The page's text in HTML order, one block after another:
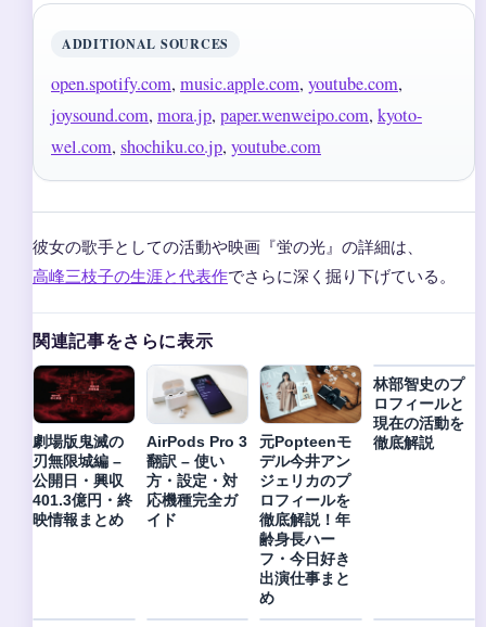
ADDITIONAL SOURCES
open.spotify.com, music.apple.com, youtube.com,
joysound.com, mora.jp, paper.wenweipo.com, kyoto-
wel.com, shochiku.co.jp, youtube.com
彼女の歌手としての活動や映画『蛍の光』の詳細は、
高峰三枝子の生涯と代表作でさらに深く掘り下げている。
関連記事をさらに表示
劇場版鬼滅の
刃無限城編 –
公開日・興収
401.3億円・終
映情報まとめ
AirPods Pro 3
翻訳 – 使い
方・設定・対
応機種完全ガ
イド
元Popteenモ
デル今井アン
ジェリカのプ
ロフィールを
徹底解説！年
齢身長ハー
フ・今日好き
出演仕事まと
め
林部智史のプ
ロフィールと
現在の活動を
徹底解説